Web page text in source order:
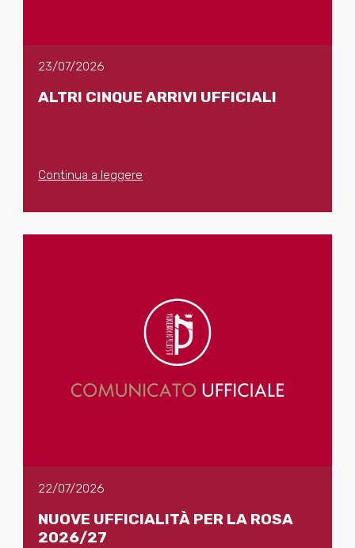
23/07/2026
ALTRI CINQUE ARRIVI UFFICIALI
Continua a leggere
22/07/2026
NUOVE UFFICIALITÀ PER LA ROSA
2026/27